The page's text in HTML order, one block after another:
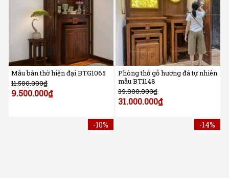
Mẫu bàn thờ hiện đại BTG1065
11.500.000₫
9.500.000₫
Phòng thờ gỗ hương đá tự nhiên
mẫu BT1148
39.000.000₫
31.000.000₫
-10% -14%